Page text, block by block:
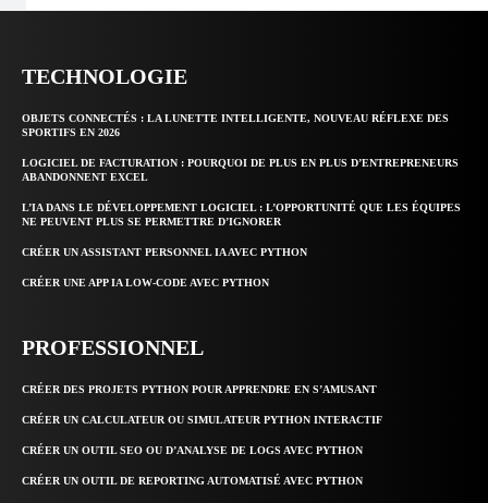
TECHNOLOGIE
OBJETS CONNECTÉS : LA LUNETTE INTELLIGENTE, NOUVEAU RÉFLEXE DES
SPORTIFS EN 2026
LOGICIEL DE FACTURATION : POURQUOI DE PLUS EN PLUS D’ENTREPRENEURS
ABANDONNENT EXCEL
L’IA DANS LE DÉVELOPPEMENT LOGICIEL : L’OPPORTUNITÉ QUE LES ÉQUIPES
NE PEUVENT PLUS SE PERMETTRE D’IGNORER
CRÉER UN ASSISTANT PERSONNEL IA AVEC PYTHON
CRÉER UNE APP IA LOW-CODE AVEC PYTHON
PROFESSIONNEL
CRÉER DES PROJETS PYTHON POUR APPRENDRE EN S’AMUSANT
CRÉER UN CALCULATEUR OU SIMULATEUR PYTHON INTERACTIF
CRÉER UN OUTIL SEO OU D’ANALYSE DE LOGS AVEC PYTHON
CRÉER UN OUTIL DE REPORTING AUTOMATISÉ AVEC PYTHON